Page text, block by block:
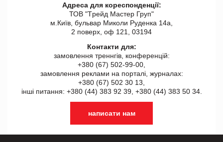
Адреса для кореспонденції:
ТОВ "Tрейд Мастер Груп"
м.Київ, бульвар Миколи Руденка 14а,
2 поверх, оф 121, 03194
Контакти для:
замовлення треннгів, конференцій:
+380 (67) 502-99-00,
замовлення реклами на порталі, журналах:
+380 (67) 502 30 13,
інші питання: +380 (44) 383 92 39, +380 (44) 383 50 34.
написати нам